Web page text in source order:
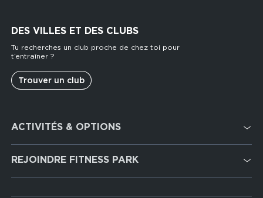
DES VILLES ET DES CLUBS
Tu recherches un club proche de chez toi pour
t’entraîner ?
Trouver un club
services
ACTIVITÉS & OPTIONS
Cardio Training
Musculation
REJOINDRE FITNESS PARK